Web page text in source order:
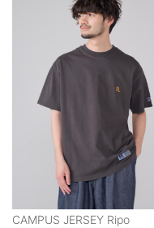
CAMPUS JERSEY Ripo